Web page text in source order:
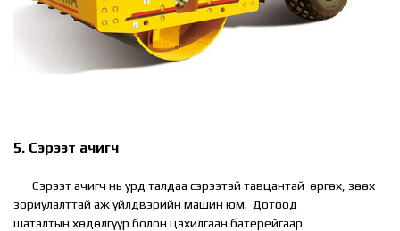
5. Сэрээт ачигч
Сэрээт ачигч нь урд талдаа сэрээтэй тавцантай өргөх, зөөх
зориулалттай аж үйлдвэрийн машин юм. Дотоод
шаталтын хөдөлгүүр болон цахилгаан батерейгаар